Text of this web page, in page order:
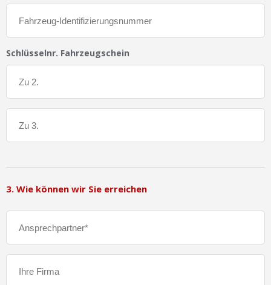
Schlüsselnr. Fahrzeugschein
3. Wie können wir Sie erreichen